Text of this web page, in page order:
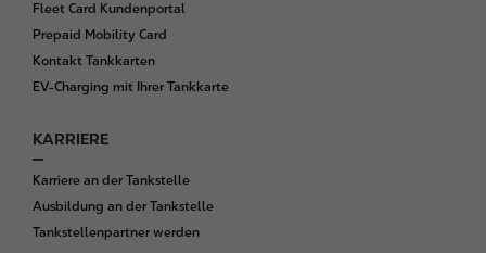
Fleet Card Kundenportal
Prepaid Mobility Card
Kontakt Tankkarten
EV-Charging mit Ihrer Tankkarte
KARRIERE
Karriere an der Tankstelle
Ausbildung an der Tankstelle
Tankstellenpartner werden